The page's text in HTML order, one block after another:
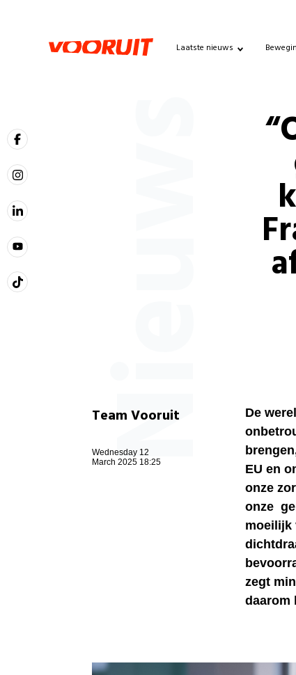
Laatste nieuws
Team Vooruit
Wednesday 12
March 2025 18:25
De
EU en
onze
onze
moeilijk
zegt
daarom